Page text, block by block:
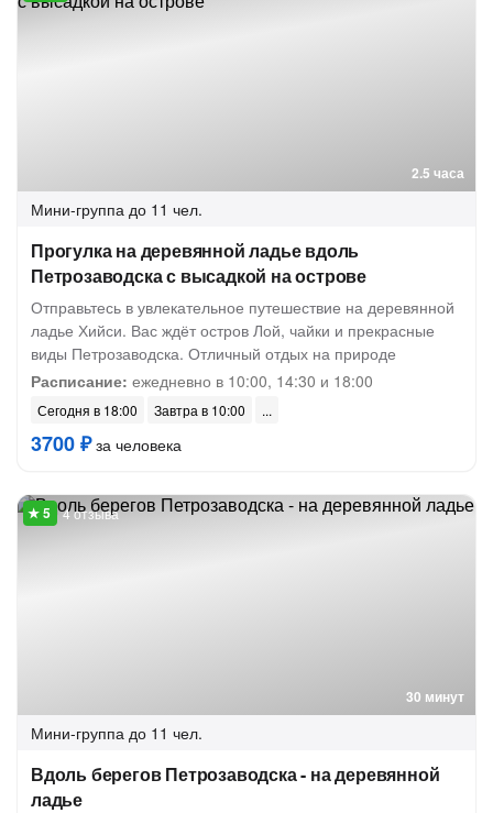
2.5 часа
Мини-группа до 11 чел.
Прогулка на деревянной ладье вдоль
Петрозаводска с высадкой на острове
Отправьтесь в увлекательное путешествие на деревянной
ладье Хийси. Вас ждёт остров Лой, чайки и прекрасные
виды Петрозаводска. Отличный отдых на природе
Расписание: ежедневно в 10:00, 14:30 и 18:00
Сегодня в 18:00 Завтра в 10:00
3700 ₽за человека
30 минут
4 отзыва
Мини-группа до 11 чел.
Вдоль берегов Петрозаводска - на деревянной
ладье